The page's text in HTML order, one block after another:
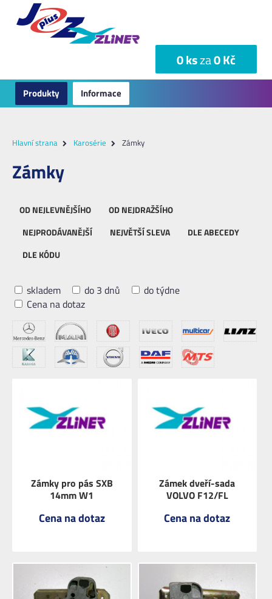
0 ksza0 Kč
Produkty Informace
Hlavní strana Karosérie Zámky
Zámky
OD NEJLEVNĚJŠÍHO
OD NEJDRAŽŠÍHO
NEJPRODÁVANĚJŠÍ
NEJVĚTŠÍ SLEVA
DLE ABECEDY
DLE KÓDU
skladem do 3 dnů
do týdne
Cena na dotaz
Zámky pro pás SXB
14mm W1
Cena na dotaz
ZOBRAZIT
Zámek dveří-sada
VOLVO F12/FL
Cena na dotaz
ZOBRAZIT